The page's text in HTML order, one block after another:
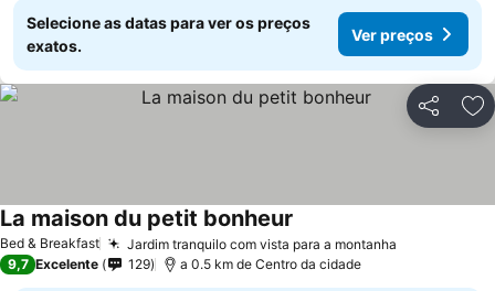
Selecione as datas para ver os preços
exatos.
Ver preços
Partilhar
Bed & Breakfast Jardim tranquilo com vista para a montanha
La maison du petit bonheur
9,7 Excelente 129 a 0.5 km de Centro da cidade